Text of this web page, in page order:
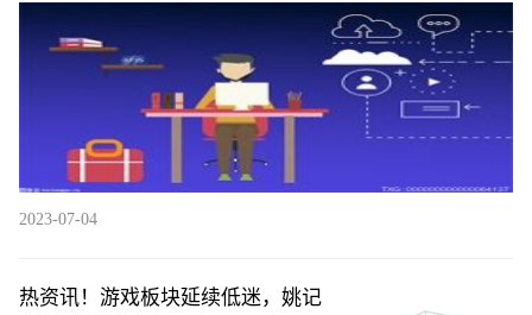
县人民医院院长
2023-07-04
热资讯！游戏板块延续低迷，姚记